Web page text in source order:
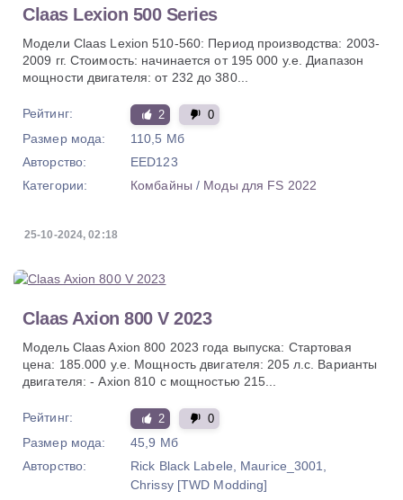
Claas Lexion 500 Series
Модели Claas Lexion 510-560: Период производства: 2003-
2009 гг. Стоимость: начинается от 195 000 у.е. Диапазон
мощности двигателя: от 232 до 380...
Рейтинг: 2 0
Размер мода:
110,5 Мб
Авторство:
EED123
Категории:
Комбайны / Моды для FS 2022
25-10-2024, 02:18
Claas Axion 800 V 2023
Модель Claas Axion 800 2023 года выпуска: Стартовая
цена: 185.000 у.е. Мощность двигателя: 205 л.с. Варианты
двигателя: - Axion 810 с мощностью 215...
Рейтинг: 2 0
Размер мода:
45,9 Мб
Авторство:
Rick Black Labele, Maurice_3001,
Chrissy [TWD Modding]